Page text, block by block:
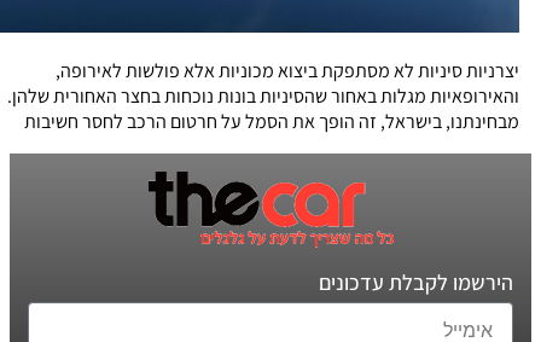
יצרניות סיניות לא מסתפקת ביצוא מכוניות אלא פולשות לאירופה,
והאירופאיות מגלות באחור שהסיניות בונות נוכחות בחצר האחורית שלהן.
מבחינתנו, בישראל, זה הופך את הסמל על חרטום הרכב לחסר חשיבות
הירשמו לקבלת עדכונים